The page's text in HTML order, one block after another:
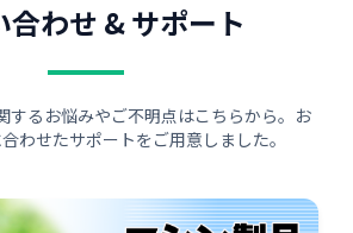
合わせ & サポート
するお悩みやご不明点はこちらから。お
わせたサポートをご用意しました。